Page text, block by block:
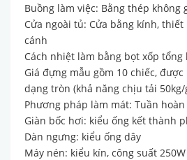
Buồng làm việc: Bằng thép không
Cửa ngoài tủ: Cửa bằng kính,
cánh
Cách nhiệt làm bằng bọt xốp tổng
Giá đựng mẫu gồm 10 chiếc,
dạng tròn (khả năng chịu tải 50kg/
Phương pháp làm mát: Tuần
Giàn bốc hơi: kiểu ống kết thành
Dàn ngưng: kiểu ống dây
Máy nén: kiểu kín, công suất 250W